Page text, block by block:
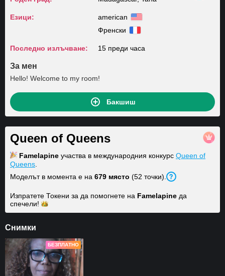
Езици:
american
Френски
Последно излъчване: 15 преди часа
За мен
Hello! Welcome to my room!
Бакшиш
Queen of Queens
Famelapine участва в международния конкурс Queen of
Queens
Моделът в момента е на 679 място (52 точки).
Изпратете Токени за да помогнете на Famelapine да
спечели!
Снимки
БЕЗПЛАТНО